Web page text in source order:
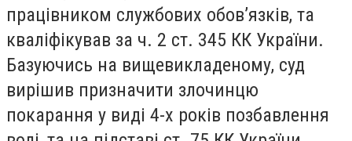
працівником службових обов’язків, та
кваліфікував за ч. 2 ст. 345 КК України.
Базуючись на вищевикладеному, суд
вирішив призначити злочинцю
покарання у виді 4-х років позбавлення